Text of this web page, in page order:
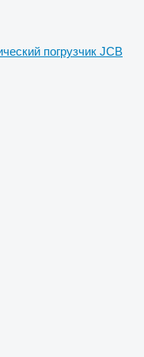
погрузчик JCB